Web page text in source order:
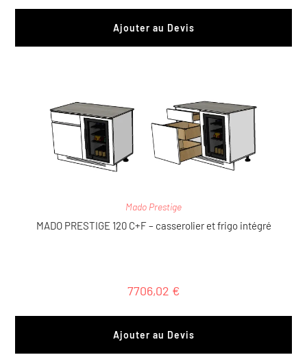
Ajouter au Devis
Mado Prestige
MADO PRESTIGE 120 C+F – casserolier et frigo intégré
7706,02 €
Ajouter au Devis